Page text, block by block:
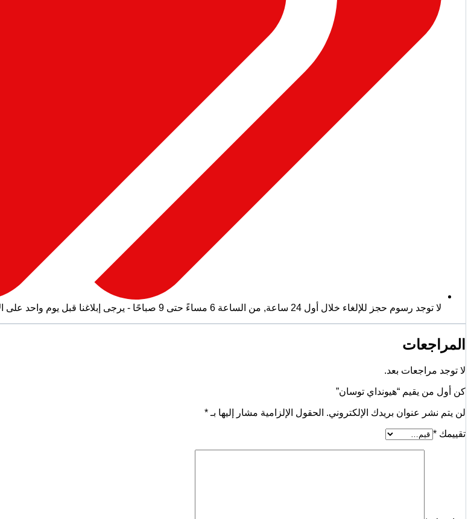
لا توجد رسوم حجز للإلغاء خلال أول 24 ساعة , من الساعة 6 مساءً حتى 9 صباحًا - يرجى إبلاغنا قبل يوم واحد على الأقل.
المراجعات
لا توجد مراجعات بعد.
كن أول من يقيم “هيونداي توسان”
لن يتم نشر عنوان بريدك الإلكتروني. الحقول الإلزامية مشار إليها بـ*
تقييمك *